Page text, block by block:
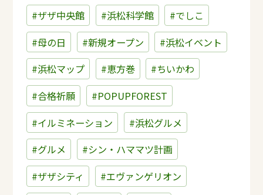
#ザザ中央館
#浜松科学館
#でしこ
#母の日
#新規オープン
#浜松イベント
#浜松マップ
#恵方巻
#ちいかわ
#合格祈願
#POPUPFOREST
#イルミネーション
#浜松グルメ
#グルメ
#シン・ハママツ計画
#ザザシティ
#エヴァンゲリオン